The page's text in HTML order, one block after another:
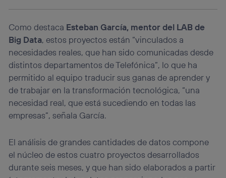
Como destaca Esteban García, mentor del LAB de
Big Data, estos proyectos están “vinculados a
necesidades reales, que han sido comunicadas desde
distintos departamentos de Telefónica”, lo que ha
permitido al equipo traducir sus ganas de aprender y
de trabajar en la transformación tecnológica, “una
necesidad real, que está sucediendo en todas las
empresas”, señala García.
El análisis de grandes cantidades de datos compone
el núcleo de estos cuatro proyectos desarrollados
durante seis meses, y que han sido elaborados a partir
operadora de telefonía , utilizando tu dirección IP y otra
información de la cuenta de cliente de
telecomunicaciones vinculada a la conexión que utilizas
(p. ej., número de teléfono móvil).
Este identificador se asigna a la conexión de internet, por
lo que cualquier persona que conecte su dispositivo y
consienta el uso de la tecnología recibirá el mismo
identificador. Típicamente:
Si utilizas unaconexión de banda ancha
el marketing o análisis se realizará en función de las
que hayan dado su consentimiento.
Si utilizas datos móviles , el marketing será más
personalizado, ya que se basará únicamente en la
navegación del usuario del móvil.